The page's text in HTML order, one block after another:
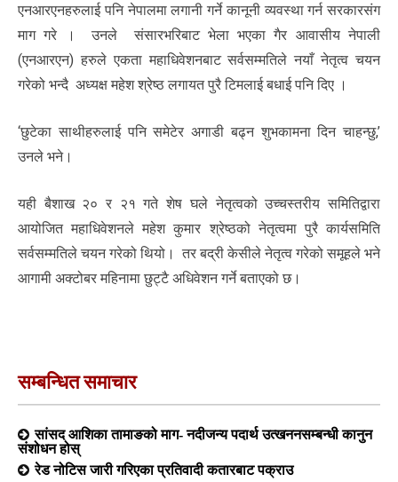
एनआरएनहरुलाई पनि नेपालमा लगानी गर्ने कानूनी व्यवस्था गर्न सरकारसंग
माग गरे । उनले संसारभरिबाट भेला भएका गैर आवासीय नेपाली
(एनआरएन) हरुले एकता महाधिवेशनबाट सर्वसम्मतिले नयाँ नेतृत्व चयन
गरेको भन्दै अध्यक्ष महेश श्रेष्ठ लगायत पुरै टिमलाई बधाई पनि दिए ।
‘छुटेका साथीहरुलाई पनि समेटेर अगाडी बढ्न शुभकामना दिन चाहन्छु,’
उनले भने।
यही बैशाख २० र २१ गते शेष घले नेतृत्वको उच्चस्तरीय समितिद्वारा
आयोजित महाधिवेशनले महेश कुमार श्रेष्ठको नेतृत्वमा पुरै कार्यसमिति
सर्वसम्मतिले चयन गरेको थियो। तर बद्री केसीले नेतृत्व गरेको समूहले भने
आगामी अक्टोबर महिनामा छुट्टै अधिवेशन गर्ने बताएको छ।
सम्बन्धित समाचार
सांसद आशिका तामाङको माग- नदीजन्य पदार्थ उत्खननसम्बन्धी कानुन
संशोधन होस्
रेड नोटिस जारी गरिएका प्रतिवादी कतारबाट पक्राउ